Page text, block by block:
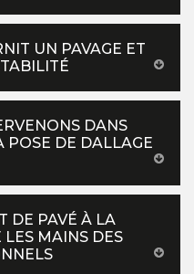
UN PAVAGE ET
DANS
POSE DE DALLAGE
DE PAVÉ À LA
LES MAINS DES